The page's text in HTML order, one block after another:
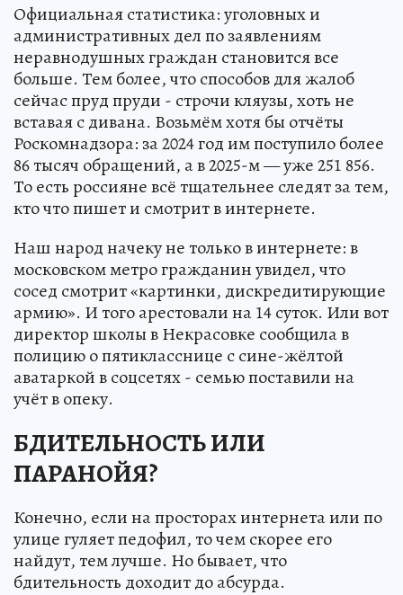
Официальная статистика: уголовных и
административных дел по заявлениям
неравнодушных граждан становится все
больше. Тем более, что способов для жалоб
сейчас пруд пруди - строчи кляузы, хоть не
вставая с дивана. Возьмём хотя бы отчёты
Роскомнадзора: за 2024 год им поступило более
86 тысяч обращений, а в 2025-м — уже 251 856.
То есть россияне всё тщательнее следят за тем,
кто что пишет и смотрит в интернете.
Наш народ начеку не только в интернете: в
московском метро гражданин увидел, что
сосед смотрит «картинки, дискредитирующие
армию». И того арестовали на 14 суток. Или вот
директор школы в Некрасовке сообщила в
полицию о пятикласснице с сине-жёлтой
аватаркой в соцсетях - семью поставили на
учёт в опеку.
БДИТЕЛЬНОСТЬ ИЛИ
ПАРАНОЙЯ?
Конечно, если на просторах интернета или по
улице гуляет педофил, то чем скорее его
найдут, тем лучше. Но бывает, что
бдительность доходит до абсурда.